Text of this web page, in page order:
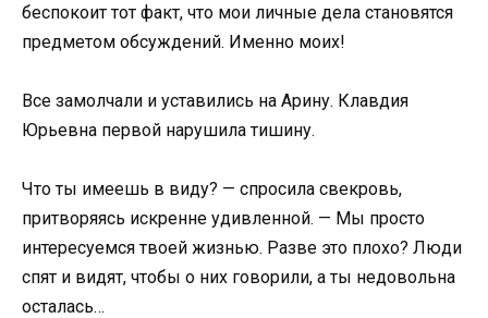
беспокоит тот факт, что мои личные дела становятся
предметом обсуждений. Именно моих!
Все замолчали и уставились на Арину. Клавдия
Юрьевна первой нарушила тишину.
Что ты имеешь в виду? — спросила свекровь,
притворяясь искренне удивленной. — Мы просто
интересуемся твоей жизнью. Разве это плохо? Люди
спят и видят, чтобы о них говорили, а ты недовольна
осталась…